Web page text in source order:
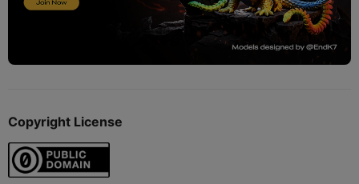
Copyright License